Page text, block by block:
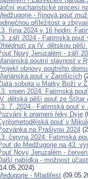
eucharistické procesí
- říjnová pouť
příležitost a
října 2024 v 16 hodin:
září 2024 - Fatimská pouť
za IV. dětskou
Nový Jeruzalém - září
poutní slavnost v
obnovy poutního
pouť v Žarošicích
sobota u Matky Boží v
srpen 2024: Fatimská
IV. dětská pěší pouť ze Štítar
7. 2024 - Fatimská pouť
k prameni řeky Dyje
pouť v
na Prašivou 2024
června 2024: Fatimská
do Medžugorje na 43.
Nový Jeruzalém -
nabídka - možnost
- Mladifest